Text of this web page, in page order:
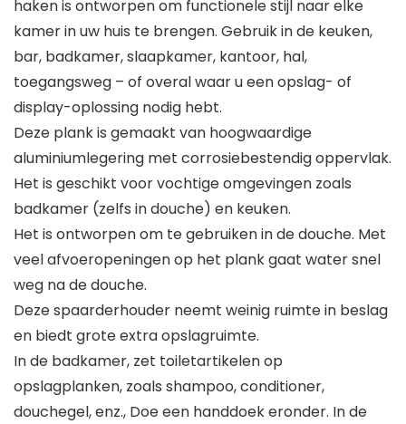
haken is ontworpen om functionele stijl naar elke
kamer in uw huis te brengen. Gebruik in de keuken,
bar, badkamer, slaapkamer, kantoor, hal,
toegangsweg – of overal waar u een opslag- of
display-oplossing nodig hebt.
Deze plank is gemaakt van hoogwaardige
aluminiumlegering met corrosiebestendig oppervlak.
Het is geschikt voor vochtige omgevingen zoals
badkamer (zelfs in douche) en keuken.
Het is ontworpen om te gebruiken in de douche. Met
veel afvoeropeningen op het plank gaat water snel
weg na de douche.
Deze spaarderhouder neemt weinig ruimte in beslag
en biedt grote extra opslagruimte.
In de badkamer, zet toiletartikelen op
opslagplanken, zoals shampoo, conditioner,
douchegel, enz., Doe een handdoek eronder. In de